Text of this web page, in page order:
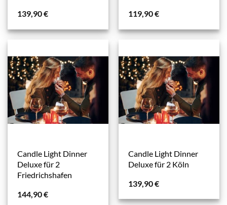
139,90€
119,90€
Candle Light Dinner
Deluxe für 2
Friedrichshafen
144,90€
Candle Light Dinner
Deluxe für 2 Köln
139,90€